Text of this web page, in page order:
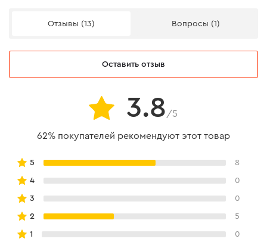
Рулетка оснащена пружиной HPS, за счет которой
рабочий ресурс увеличивается.
Отзывы (13) Вопросы (1)
Оставить отзыв
3.8 /5
62% покупателей рекомендуют этот товар
5 8
4 0
3 0
2 5
1 0